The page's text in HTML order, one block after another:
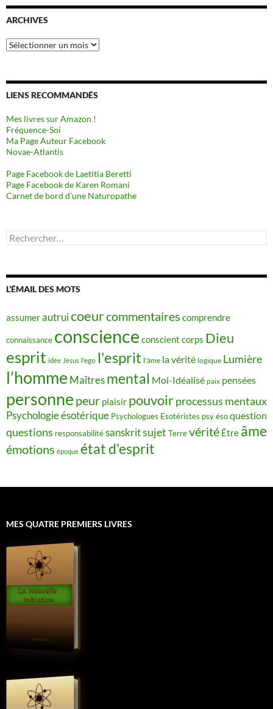
ARCHIVES
Archives
LIENS RECOMMANDÉS
Mes livres sur Amazon !
Fréquence-Soi
Ma Page Auteur Facebook
Novae-Atlantis
Page Facebook de Laetitia Beretti
Page Facebook de Karen Romani
Carnet de bord d’une Naturopathe
Rechercher :
L’ÉMAIL DES MOTS
assumerautruicoeurcommentaires comprendre
connaissance conscience conscient corps Dieu
esprit idée Jésus l'ego l'esprit l'âme la vérité logique Lumière
l’homme Maîtres mental Moi-Idéalisé paix pensées
personne peur plaisir pouvoirprocessus mentaux
Psychologie ésotérique Psychologues Esotéristes psy ésoquestion
questions responsabilitésanskritsujet Terrevérité Être âme
émotions époque état d'esprit
MES QUATRE PREMIERS LIVRES